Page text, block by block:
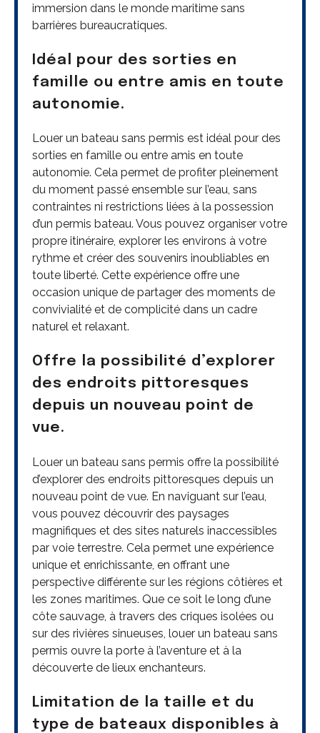
immersion dans le monde maritime sans
barrières bureaucratiques.
Idéal pour des sorties en
famille ou entre amis en toute
autonomie.
Louer un bateau sans permis est idéal pour des
sorties en famille ou entre amis en toute
autonomie. Cela permet de profiter pleinement
du moment passé ensemble sur l’eau, sans
contraintes ni restrictions liées à la possession
d’un permis bateau. Vous pouvez organiser votre
propre itinéraire, explorer les environs à votre
rythme et créer des souvenirs inoubliables en
toute liberté. Cette expérience offre une
occasion unique de partager des moments de
convivialité et de complicité dans un cadre
naturel et relaxant.
Offre la possibilité d’explorer
des endroits pittoresques
depuis un nouveau point de
vue.
Louer un bateau sans permis offre la possibilité
d’explorer des endroits pittoresques depuis un
nouveau point de vue. En naviguant sur l’eau,
vous pouvez découvrir des paysages
magnifiques et des sites naturels inaccessibles
par voie terrestre. Cela permet une expérience
unique et enrichissante, en offrant une
perspective différente sur les régions côtières et
les zones maritimes. Que ce soit le long d’une
côte sauvage, à travers des criques isolées ou
sur des rivières sinueuses, louer un bateau sans
permis ouvre la porte à l’aventure et à la
découverte de lieux enchanteurs.
Limitation de la taille et du
type de bateaux disponibles à